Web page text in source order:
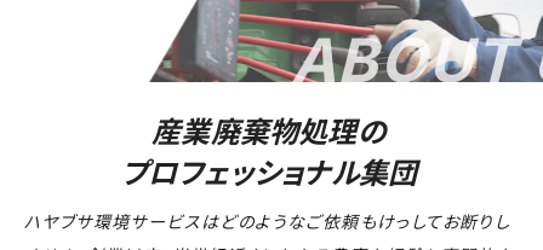
産業廃棄物処理の
プロフェッショナル集団
ハヤブサ環境サービスはどのようなご依頼もけっしてお断りし
ABOUT US